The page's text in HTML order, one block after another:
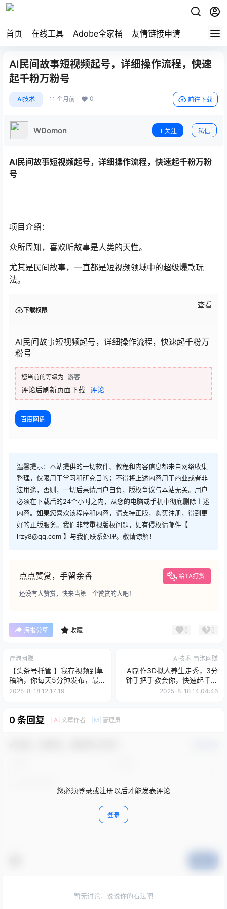
首页 在线工具 Adobe全家桶 友情链接申请
AI民间故事短视频起号，详细操作流程，快速
起千粉万粉号
AI技术 11 个月前 0 前往下载
WDomon 关注 私信
AI民间故事短视频起号，详细操作流程，快速起千粉万粉
号
项目介绍：
众所周知，喜欢听故事是人类的天性。
尤其是民间故事，一直都是短视频领域中的超级爆款玩
法。
下载权限
查看
AI民间故事短视频起号，详细操作流程，快速起千粉万
粉号
您当前的等级为 游客
评论后刷新页面下载 评论
百度网盘
温馨提示：本站提供的一切软件、教程和内容信息都来自网络收集
整理，仅限用于学习和研究目的；不得将上述内容用于商业或者非
法用途，否则，一切后果请用户自负，版权争议与本站无关。用户
必须在下载后的24个小时之内，从您的电脑或手机中彻底删除上述
内容。如果您喜欢该程序和内容，请支持正版，购买注册，得到更
好的正版服务。我们非常重视版权问题，如有侵权请邮件【
lrzy8@qq.com 】与我们联系处理。敬请谅解！
点点赞赏，手留余香 给TA打赏
还没有人赞赏，快来当第一个赞赏的人吧！
海报分享 收藏 0 0
冒泡网赚
【头条号托管 】我存视频到草
稿箱，你每天5分钟发布，最
高月入2W+【揭秘】
2025-8-18 12:17:19
AI技术 冒泡网赚
Ai制作3D拟人养生走秀，3分
钟手把手教会你，快速起千粉
万粉号
2025-8-18 14:04:46
0 条回复 A 文章作者 M 管理员
您必须登录或注册以后才能发表评论
登录
暂无讨论，说说你的看法吧